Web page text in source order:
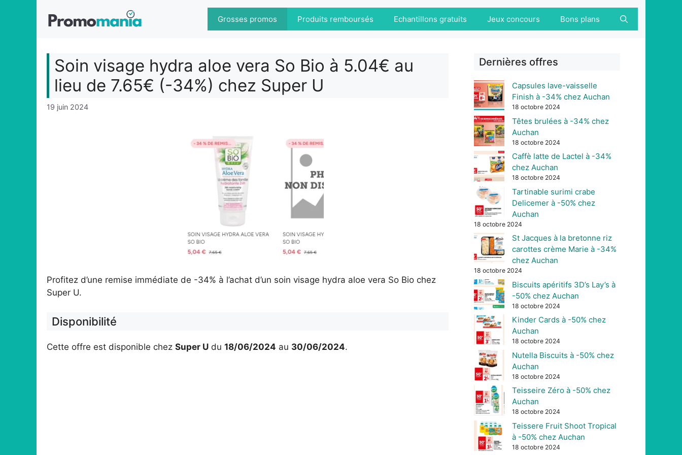
Grosses promos Produits remboursés Echantillons gratuits Jeux concours Bons plans
Soin visage hydra aloe vera So Bio à 5.04€ au
lieu de 7.65€ (-34%) chez Super U
19 juin 2024
Profitez d’une remise immédiate de -34% à l’achat d’un soin visage hydra aloe vera So Bio chez
Super U.
Disponibilité
Cette offre est disponible chez Super U du 18/06/2024 au 30/06/2024.
Dernières offres
Capsules lave-vaisselle
Finish à -34% chez Auchan
18 octobre 2024
Têtes brulées à -34% chez
Auchan
18 octobre 2024
Caffè latte de Lactel à -34%
chez Auchan
18 octobre 2024
Tartinable surimi crabe
Delicemer à -50% chez
Auchan
18 octobre 2024
St Jacques à la bretonne riz
carottes crème Marie à -34%
chez Auchan
18 octobre 2024
Biscuits apéritifs 3D’s Lay’s à
-50% chez Auchan
18 octobre 2024
Kinder Cards à -50% chez
Auchan
18 octobre 2024
Nutella Biscuits à -50% chez
Auchan
18 octobre 2024
Teisseire Zéro à -50% chez
Auchan
18 octobre 2024
Teissere Fruit Shoot Tropical
à -50% chez Auchan
18 octobre 2024